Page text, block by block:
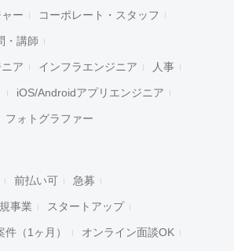
ー コーポレート・スタッフ
・講師
ア インフラエンジニア 人事
iOS/Androidアプリエンジニア
フォトグラファー
前払い可 急募
事業 スタートアップ
（1ヶ月） オンライン面談OK